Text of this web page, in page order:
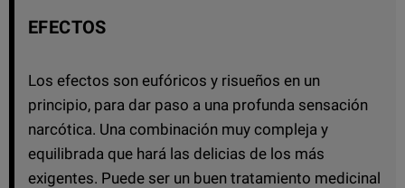
EFECTOS
Los efectos son eufóricos y risueños en un
principio, para dar paso a una profunda sensación
narcótica. Una combinación muy compleja y
equilibrada que hará las delicias de los más
exigentes. Puede ser un buen tratamiento medicinal